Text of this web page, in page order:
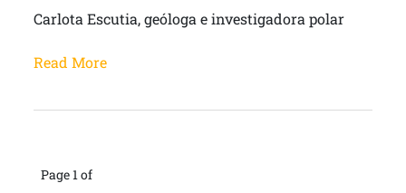
Carlota Escutia, geóloga e investigadora polar
Read More
Page 1 of